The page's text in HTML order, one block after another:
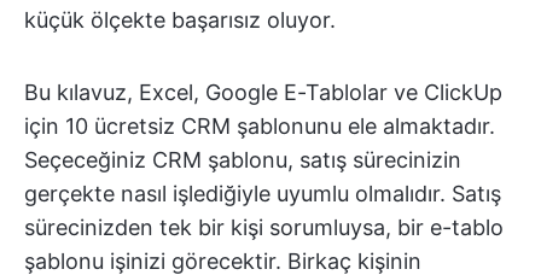
küçük ölçekte başarısız oluyor.
Bu kılavuz, Excel, Google E-Tablolar ve ClickUp
için 10 ücretsiz CRM şablonunu ele almaktadır.
Seçeceğiniz CRM şablonu, satış sürecinizin
gerçekte nasıl işlediğiyle uyumlu olmalıdır. Satış
sürecinizden tek bir kişi sorumluysa, bir e-tablo
şablonu işinizi görecektir. Birkaç kişinin